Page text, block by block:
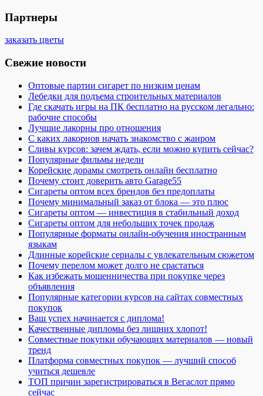
Партнеры
заказать цветы
Свежие новости
Оптовые партии сигарет по низким ценам
Лебедки для подъема строительных материалов
Где скачать игры на ПК бесплатно на русском легально:
рабочие способы
Лучшие лакорны про отношения
С каких лакорнов начать знакомство с жанром
Сливы курсов: зачем ждать, если можно купить сейчас?
Популярные фильмы недели
Корейские дорамы смотреть онлайн бесплатно
Почему стоит доверить авто Garage55
Сигареты оптом всех брендов без предоплаты
Почему минимальный заказ от блока — это плюс
Сигареты оптом — инвестиция в стабильный доход
Сигареты оптом для небольших точек продаж
Популярные форматы онлайн-обучения иностранным
языкам
Длинные корейские сериалы с увлекательным сюжетом
Почему перелом может долго не срастаться
Как избежать мошенничества при покупке через
объявления
Популярные категории курсов на сайтах совместных
покупок
Ваш успех начинается с диплома!
Качественные дипломы без лишних хлопот!
Совместные покупки обучающих материалов — новый
тренд
Платформа совместных покупок — лучший способ
учиться дешевле
ТОП причин зарегистрироваться в Вегаслот прямо
сейчас